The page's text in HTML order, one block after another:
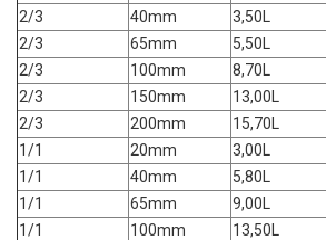
2/3
40mm
3,50L
2/3
65mm
5,50L
2/3
100mm
8,70L
2/3
150mm
13,00L
2/3
200mm
15,70L
1/1
20mm
3,00L
1/1
40mm
5,80L
1/1
65mm
9,00L
1/1
100mm
13,50L